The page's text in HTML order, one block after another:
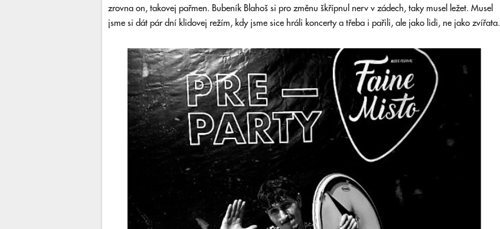
zrovna on, takovej pařmen. Bubeník Blahoš si pro změnu škřípnul nerv v zádech, taky musel ležet. Musel
jsme si dát pár dní klidovej režím, kdy jsme sice hráli koncerty a třeba i pařili, ale jako lidi, ne jako zvířata.